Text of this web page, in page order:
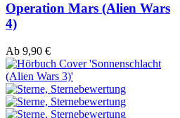
Operation Mars (Alien Wars
4)
Ab 9,90 €